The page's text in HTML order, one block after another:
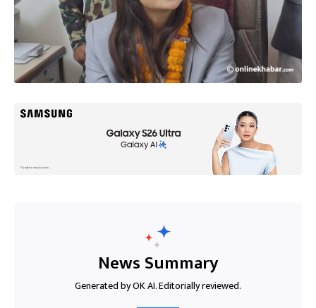
News Summary
Generated by OK AI. Editorially reviewed.